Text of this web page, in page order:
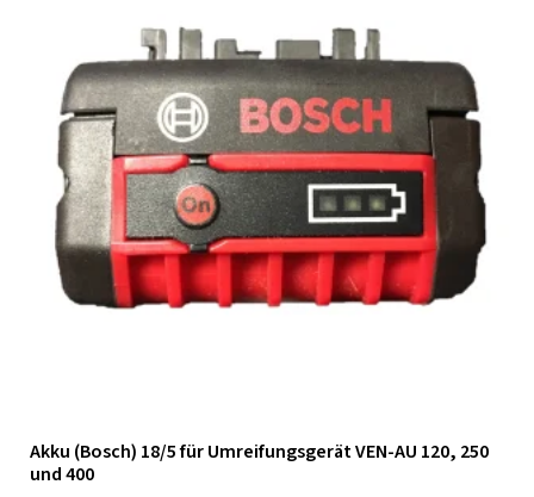
Akku (Bosch) 18/5 für Umreifungsgerät VEN-AU 120, 250
und 400